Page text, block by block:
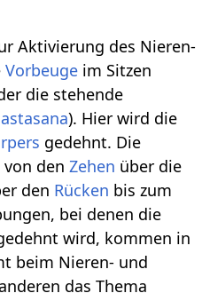
Aktivierung des Nieren-
Vorbeuge im Sitzen
die stehende
). Hier wird die
gedehnt. Die
von denZehen über die
den Rücken bis zum
bei denen die
wird, kommen in
beim Nieren- und
das Thema